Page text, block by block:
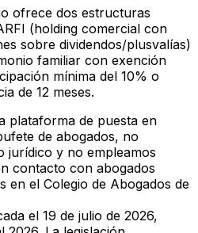
ofrece dos estructuras
(holding comercial con
sobre dividendos/plusvalías)
familiar con exención
mínima del 10% o
de 12 meses.
plataforma de puesta en
de abogados, no
jurídico y no empleamos
contacto con abogados
en el Colegio de Abogados de
el 19 de julio de 2026,